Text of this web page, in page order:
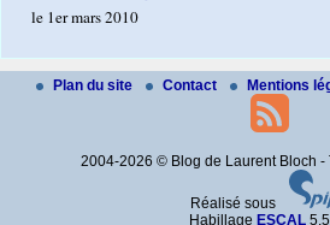
le 1er mars 2010
Plan du site Contact Mentions
2004-2026 © Blog de Laurent Bloch -
Réalisé sous
Habillage ESCAL